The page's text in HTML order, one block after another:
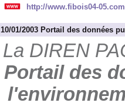
http://www.fibois04-05.com
10/01/2003 Portail des données
La DIREN
Portail des